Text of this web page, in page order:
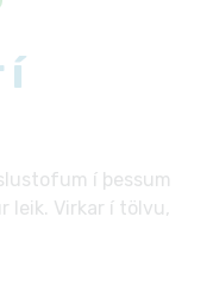
í
í þessum
leik. Virkar í tölvu,